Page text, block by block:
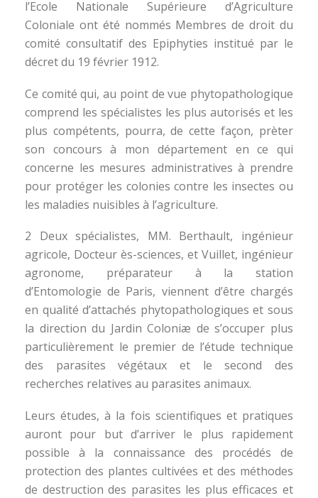
l’Ecole Nationale Supérieure d’Agriculture
Coloniale ont été nommés Membres de droit du
comité consultatif des Epiphyties institué par le
décret du 19 février 1912.
Ce comité qui, au point de vue phytopathologique
comprend les spécialistes les plus autorisés et les
plus compétents, pourra, de cette façon, prèter
son concours à mon département en ce qui
concerne les mesures administratives à prendre
pour protéger les colonies contre les insectes ou
les maladies nuisibles à l’agriculture.
2 Deux spécialistes, MM. Berthault, ingénieur
agricole, Docteur ès-sciences, et Vuillet, ingénieur
agronome, préparateur à la station
d’Entomologie de Paris, viennent d’être chargés
en qualité d’attachés phytopathologiques et sous
la direction du Jardin Coloniæ de s’occuper plus
particulièrement le premier de l’étude technique
des parasites végétaux et le second des
recherches relatives au parasites animaux.
Leurs études, à la fois scientifiques et pratiques
auront pour but d’arriver le plus rapidement
possible à la connaissance des procédés de
protection des plantes cultivées et des méthodes
de destruction des parasites les plus efficaces et